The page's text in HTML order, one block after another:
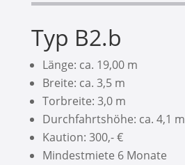
Typ B2.b
Länge: ca. 19,00 m
Breite: ca. 3,5 m
Torbreite: 3,0 m
Durchfahrtshöhe: ca. 4,1 m
Kaution: 300,- €
Mindestmiete 6 Monate